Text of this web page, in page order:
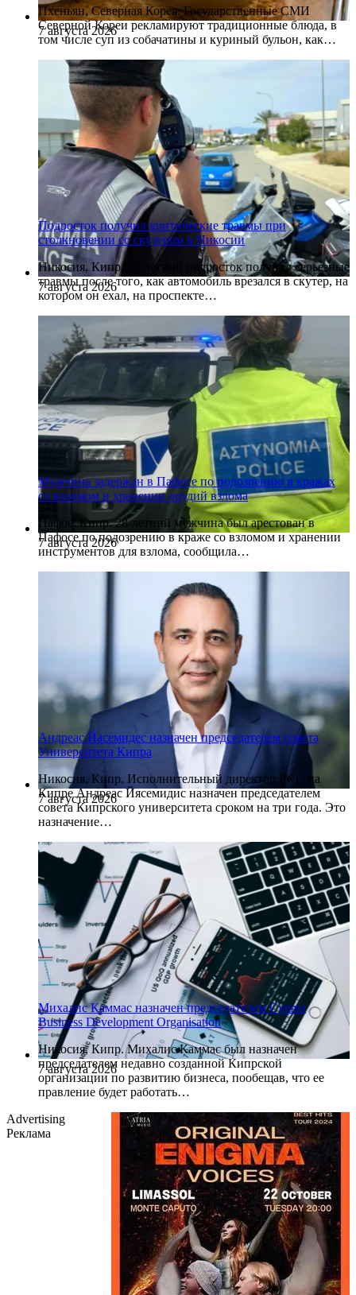
7 августа 2026
Пхеньян, Северная Корея. Государственные СМИ
Северной Кореи рекламируют традиционные блюда, в
том числе суп из собачатины и куриный бульон, как…
7 августа 2026
Подросток получил критические травмы при
столкновении со скутером в Никосии
Никосия, Кипр. 16-летний подросток получил серьезные
травмы после того, как автомобиль врезался в скутер, на
котором он ехал, на проспекте…
7 августа 2026
Мужчина задержан в Пафосе по подозрению в кражах
со взломом и хранении орудий взлома
Пафос, Кипр. 28-летний мужчина был арестован в
Пафосе по подозрению в краже со взломом и хранении
инструментов для взлома, сообщила…
7 августа 2026
Андреас Йасемидес назначен председателем совета
Университета Кипра
Никосия, Кипр. Исполнительный директор PwC на
Кипре Андреас Йясемидис назначен председателем
совета Кипрского университета сроком на три года. Это
назначение…
7 августа 2026
Михалис Каммас назначен председателем Cyprus
Business Development Organisation
Никосия, Кипр. Михалис Каммас был назначен
председателем недавно созданной Кипрской
организации по развитию бизнеса, пообещав, что ее
правление будет работать…
Advertising
Реклама